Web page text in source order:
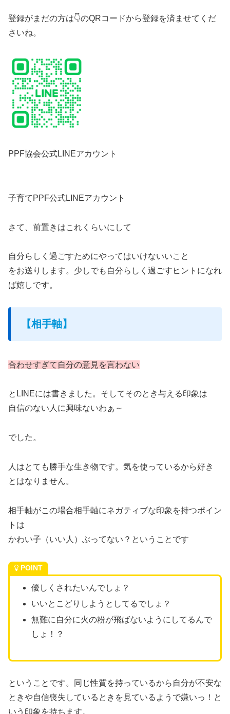
登録がまだの方は👇のQRコードから登録を済ませてくだ
さいね。
PPF協会公式LINEアカウント
子育てPPF公式LINEアカウント
さて、前置きはこれくらいにして
自分らしく過ごすためにやってはいけないいこと
をお送りします。少しでも自分らしく過ごすヒントになれ
ば嬉しです。
【相手軸】
合わせすぎて自分の意見を言わない
とLINEには書きました。そしてそのとき与える印象は
自信のない人に興味ないわぁ～
でした。
人はとても勝手な生き物です。気を使っているから好き
とはなりません。
相手軸がこの場合相手軸にネガティブな印象を持つポイン
トは
かわい子（いい人）ぶってない？ということです
POINT
優しくされたいんでしょ？
いいとこどりしようとしてるでしょ？
無難に自分に火の粉が飛ばないようにしてるんで
しょ！？
ということです。同じ性質を持っているから自分が不安な
ときや自信喪失しているときを見ているようで嫌いっ！と
いう印象を持ちます。